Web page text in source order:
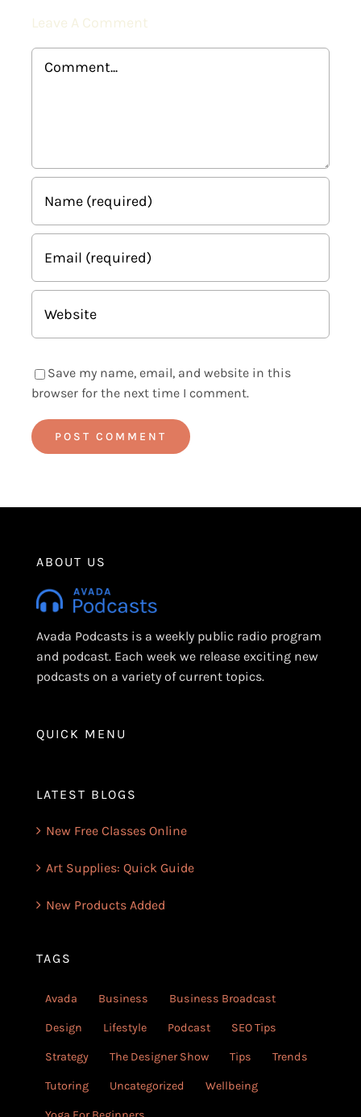
Leave A Comment
Save my name, email, and website in this
browser for the next time I comment.
ABOUT US
Avada Podcasts is a weekly public radio program
and podcast. Each week we release exciting new
podcasts on a variety of current topics.
QUICK MENU
LATEST BLOGS
New Free Classes Online
Art Supplies: Quick Guide
New Products Added
TAGS
Avada Business Business Broadcast
Design Lifestyle Podcast SEO Tips
Strategy The Designer Show Tips Trends
Tutoring Uncategorized Wellbeing